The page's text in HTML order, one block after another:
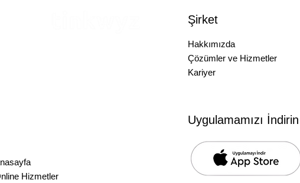
Mustafa Kemal Mah. Dumlupınar Bul.​ Tepe Prime A Blok,
17 State St, 40th Floor, Suite4000, New York, NY, 10004, USA
Hizmetler
Şirket
Hakkımızda
Çözümler ve Hizmetler
Kariyer
Uygulamamızı İndirin